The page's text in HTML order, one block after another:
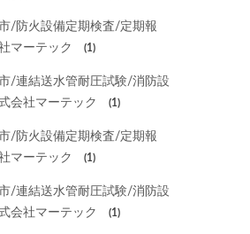
/防火設備定期検査/定期報
マーテック
(1)
/連結送水管耐圧試験/消防設
会社マーテック
(1)
/防火設備定期検査/定期報
マーテック
(1)
/連結送水管耐圧試験/消防設
会社マーテック
(1)